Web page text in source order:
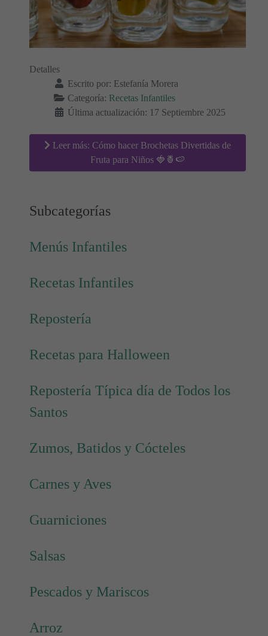
Detalles
Escrito por: Estefanía Morera
Categoría: Recetas Infantiles
Última actualización: 17 Septiembre 2025
Leer más: Cómo hacer Brochetas Divertidas de
Fruta para Niños 🍓🍍🍉
Subcategorías
Menús Infantiles
Recetas Infantiles
Repostería
Recetas para Halloween
Repostería Típica día de Todos los
Santos
Zumos, Batidos y Cócteles
Carnes y Aves
Guarniciones
Salsas
Pescados y Mariscos
Arroz